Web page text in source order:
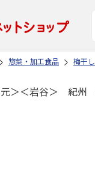
惣菜・加工食品 梅干し